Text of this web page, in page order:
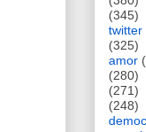
(345)
twitter
(325)
amor
(280)
(271)
(248)